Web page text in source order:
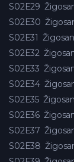
S02E29
S02E30
S02E31
S02E32
S02E33
S02E34
S02E35
S02E36
S02E37
S02E38